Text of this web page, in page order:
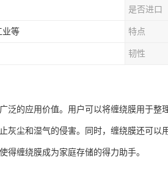
是否进口
业等 特点
韧性
泛的应用价值。用户可以将缠绕膜用于整
灰尘和湿气的侵害。同时，缠绕膜还可
得缠绕膜成为家庭存储的得力助手。